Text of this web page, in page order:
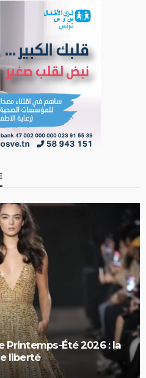
Printemps-Été 2026 : la
liberté